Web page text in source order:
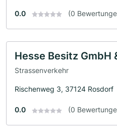
0.0 (0
Hesse Besitz GmbH
Strassenverkehr
Rischenweg 3, 37124 Rosdorf
0.0 (0